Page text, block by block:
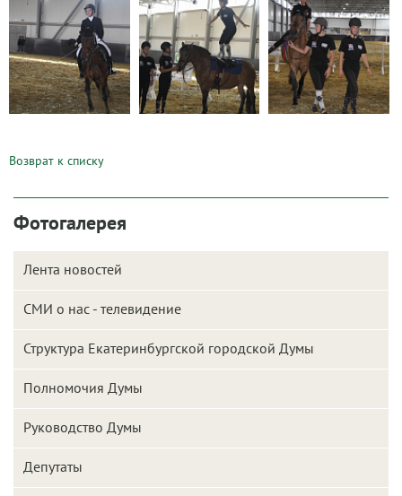
Возврат к списку
Фотогалерея
Лента новостей
СМИ о нас - телевидение
Структура Екатеринбургской городской Думы
Полномочия Думы
Руководство Думы
Депутаты